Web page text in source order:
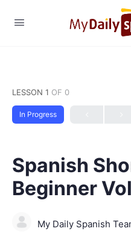
LESSON 1 OF 0
In Progress
Spanish
Beginner
My Daily Spanish